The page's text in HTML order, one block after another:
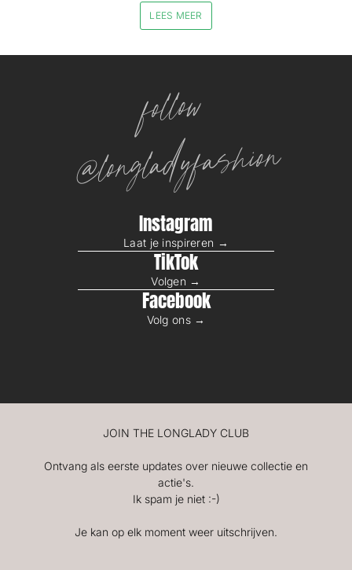
LEES MEER
follow
@longladyfashion
Instagram
Laat je inspireren →
TikTok
Volgen →
Facebook
Volg ons →
JOIN THE LONGLADY CLUB
Ontvang als eerste updates over nieuwe collectie en
actie's.
Ik spam je niet :-)
Je kan op elk moment weer uitschrijven.